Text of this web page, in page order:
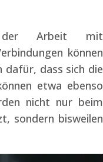
der Arbeit mit
können
dafür, dass sich die
etwa ebenso
nicht nur beim
sondern bisweilen